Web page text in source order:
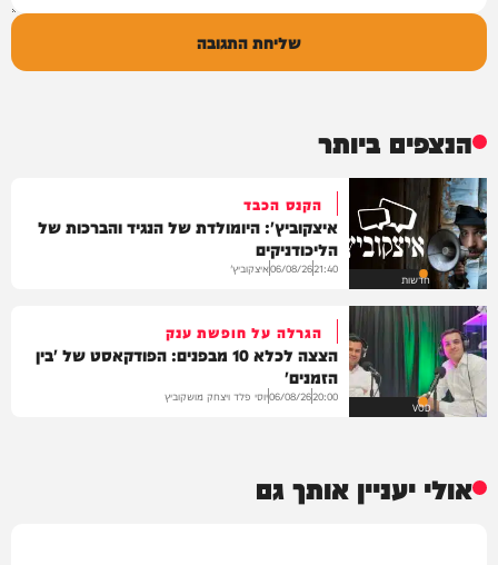
שליחת התגובה
הנצפים ביותר
חדשות
הקנס הכבד
איצקוביץ': היומולדת של הנגיד והברכות של
הליכודניקים
21:40
06/08/26איצקוביץ'
VOD
הגרלה על חופשת ענק
הצצה לכלא 10 מבפנים: הפודקאסט של 'בין
הזמנים'
20:00
06/08/26יוסי פלד ויצחק מושקוביץ
אולי יעניין אותך גם